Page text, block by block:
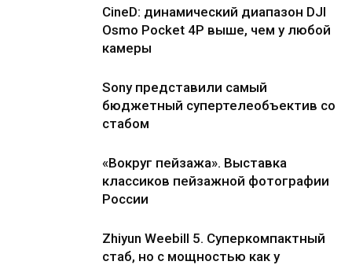
CineD: динамический диапазон DJI
Osmo Pocket 4P выше, чем у любой
камеры
Sony представили самый
бюджетный супертелеобъектив со
стабом
«Вокруг пейзажа». Выставка
классиков пейзажной фотографии
России
Zhiyun Weebill 5. Cуперкомпактный
стаб, но с мощностью как у